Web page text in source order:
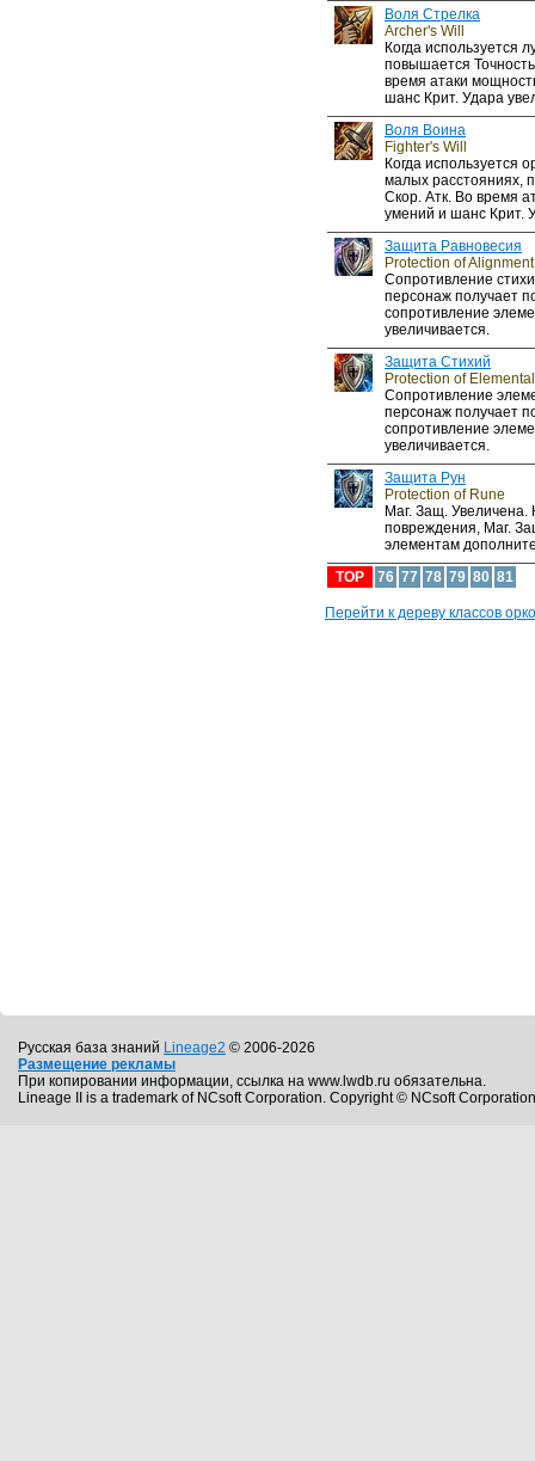
Воля Стрелка
Archer's Will
Когда используется
повышается
время атаки
шанс Крит. Удара
Воля Воина
Fighter's Will
Когда используется
малых расстояниях,
Скор. Атк. Во время
умений и шанс Крит.
Защита Равновесия
Protection of Alignment
Сопротивление
персонаж получает
сопротивление
увеличивается.
Защита Стихий
Protection of Elemental
Сопротивление
персонаж получает
сопротивление
увеличивается.
Защита Рун
Protection of Rune
Маг. Защ. Увеличена.
повреждения, Маг.
элементам
TOP
76 77 78 79 80 81
Перейти к дереву классов
Русская база знаний Lineage2 © 2006-2026
Размещение рекламы
При копировании информации, ссылка на www.lwdb.ru обязательна.
Lineage II is a trademark of NCsoft Corporation. Copyright © NCsoft